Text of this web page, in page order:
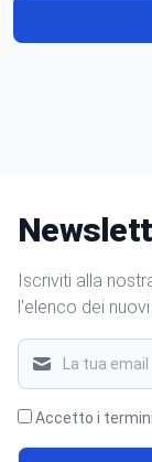
Iscriviti alla
l'elenco dei
Accetto i